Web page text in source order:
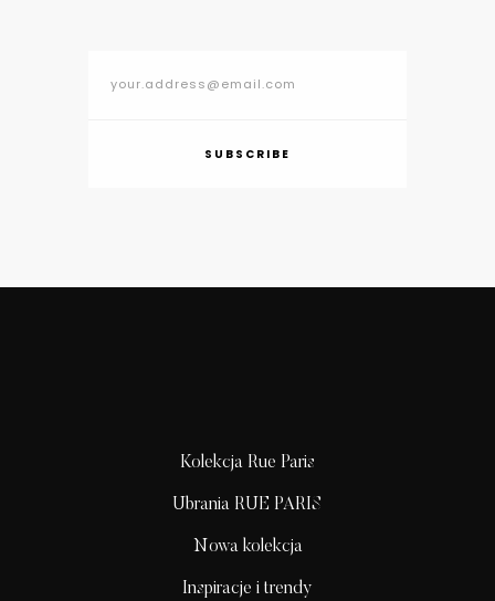
SUBSCRIBE
Kolekcja Rue Paris
Ubrania RUE PARIS
Nowa kolekcja
Inspiracje i trendy